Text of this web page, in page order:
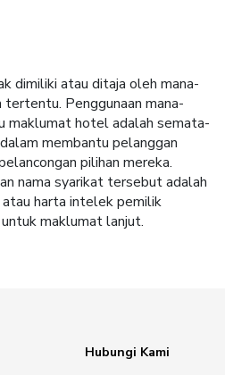
dimiliki atau ditaja oleh mana-
Penggunaan mana-
maklumat hotel adalah semata-
membantu pelanggan
pilihan mereka.
nama syarikat tersebut adalah
harta intelek pemilik
untuk maklumat lanjut.
Hubungi Kami